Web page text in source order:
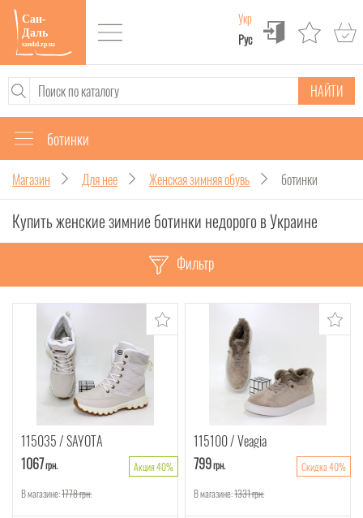
Укр
Рус
НАЙТИ
ботинки
Магазин Для нее Женская зимняя обувь ботинки
Купить женские зимние ботинки недорого в Украине
Фильтр
115035 SAYOTA
1067грн.
Акция 40%
В магазине:1778грн.
115100 Veagia
799грн.
Скидка 40%
В магазине:1331грн.